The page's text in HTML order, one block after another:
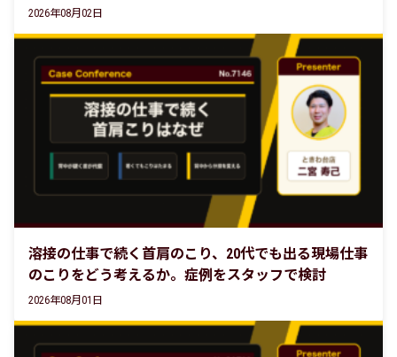
2026年08月02日
溶接の仕事で続く首肩のこり、20代でも出る現場仕事
のこりをどう考えるか。症例をスタッフで検討
2026年08月01日